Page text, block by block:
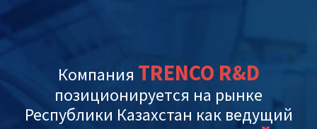
Компания TRENCO R&D
позиционируется на рынке
Республики Казахстан как ведущий